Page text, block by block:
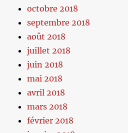
octobre 2018
septembre 2018
août 2018
juillet 2018
juin 2018
mai 2018
avril 2018
mars 2018
février 2018